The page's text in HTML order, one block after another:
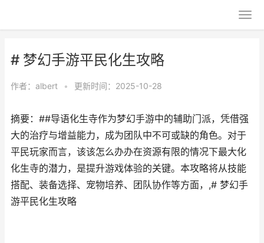
# 梦幻手游平民化生攻略
作者： albert • 更新时间：2025-10-28
摘要：##导语化生寺作为梦幻手游中的辅助门派，凭借强
大的治疗与增益能力，成为团队中不可或缺的角色。对于
平民玩家而言，该该怎么办办在资源有限的情况下最大化
化生寺的潜力，是提升游戏体验的关键。本攻略将从技能
搭配、装备选择、宠物培养、团队协作等方面，,# 梦幻手
游平民化生攻略